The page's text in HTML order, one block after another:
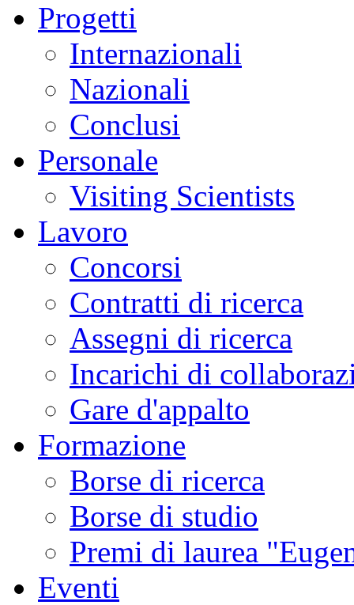
Progetti
Internazionali
Nazionali
Conclusi
Personale
Visiting Scientists
Lavoro
Concorsi
Contratti di ricerca
Assegni di ricerca
Incarichi di
Gare d'appalto
Formazione
Borse di ricerca
Borse di studio
Premi di laurea
Eventi